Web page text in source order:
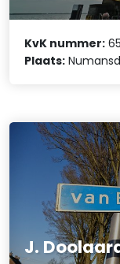
KvK nummer:
Plaats:
J.